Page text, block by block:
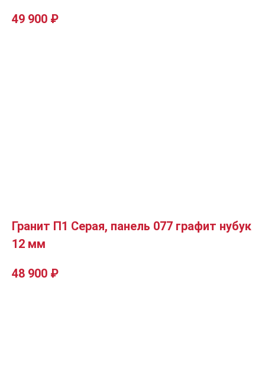
49 900 ₽
Гранит П1 Серая, панель 077 графит нубук
12 мм
48 900 ₽